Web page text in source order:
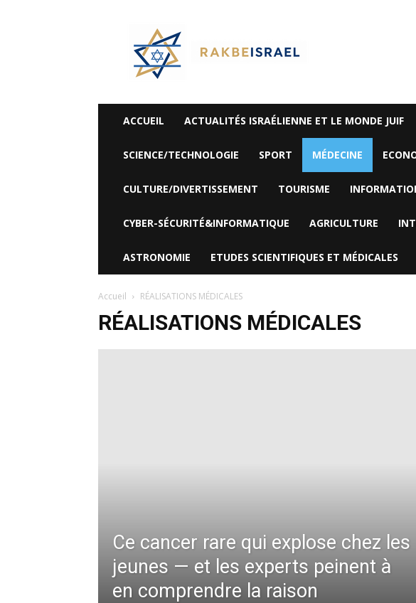
Rak
Be
Israel-
Alyaexpress-
News
ACCUEIL ACTUALITÉS ISRAÉLIENNE ET LE MONDE JUIF
SCIENCE/TECHNOLOGIE SPORT MÉDECINE
CULTURE/DIVERTISSEMENT TOURISME
CYBER-SÉCURITÉ&INFORMATIQUE AGRICULTURE
ASTRONOMIE ETUDES SCIENTIFIQUES ET MÉDICALES
Accueil RÉALISATIONS MÉDICALES
RÉALISATIONS MÉDICALES
Ce cancer rare qui explose chez les
jeunes — et les experts peinent à
en comprendre la raison